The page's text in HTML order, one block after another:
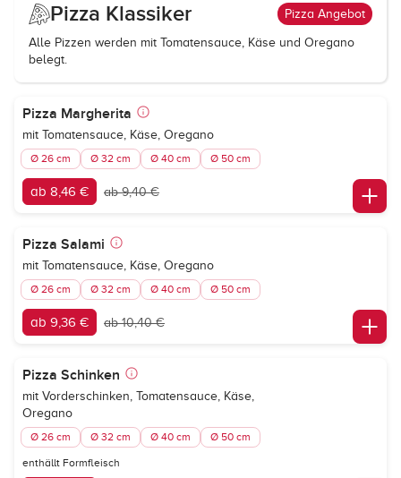
Pizza Klassiker Pizza Angebot
Alle Pizzen werden mit Tomatensauce, Käse und Oregano
belegt.
Pizza Margherita
mit Tomatensauce, Käse, Oregano
Ø 26 cm Ø 32 cm Ø 40 cm Ø 50 cm
ab 8,46 € ab 9,40 €
Pizza Salami
mit Tomatensauce, Käse, Oregano
Ø 26 cm Ø 32 cm Ø 40 cm Ø 50 cm
ab 9,36 € ab 10,40 €
Pizza Schinken
mit Vorderschinken, Tomatensauce, Käse,
Oregano
Ø 26 cm Ø 32 cm Ø 40 cm Ø 50 cm
enthällt Formfleisch